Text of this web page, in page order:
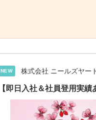
NEW 株式会社 ニールズヤー
【即日入社＆社員登用実